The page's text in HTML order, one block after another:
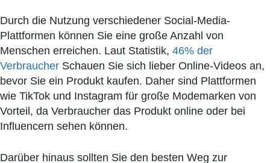
Durch die Nutzung verschiedener Social-Media-
Plattformen können Sie eine große Anzahl von
Menschen erreichen. Laut Statistik, 46% der
Verbraucher Schauen Sie sich lieber Online-Videos an,
bevor Sie ein Produkt kaufen. Daher sind Plattformen
wie TikTok und Instagram für große Modemarken von
Vorteil, da Verbraucher das Produkt online oder bei
Influencern sehen können.
Darüber hinaus sollten Sie den besten Weg zur